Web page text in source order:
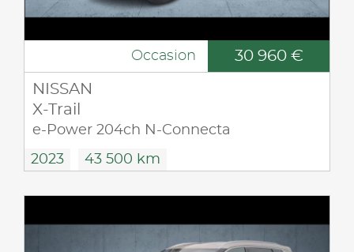
Occasion 30 960 €
NISSAN
X-Trail
e-Power 204ch N-Connecta
2023 43 500 km